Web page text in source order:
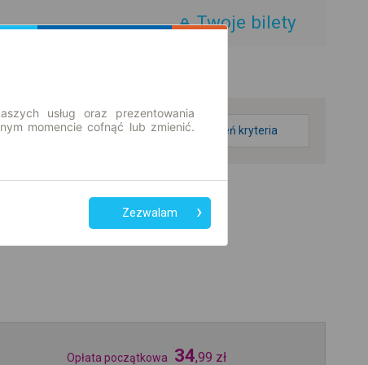
Twoje bilety
zmień kryteria
Opłata początkowa 34,99 zł
usług oraz prezentowania
momencie cofnąć lub zmienić.
Zezwalam